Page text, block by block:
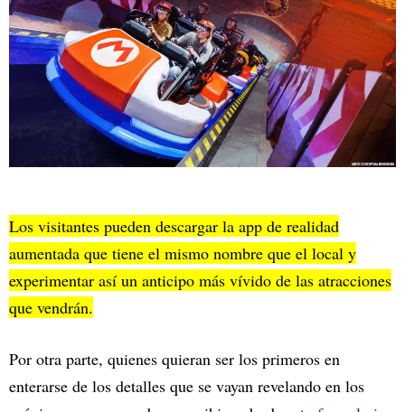
Los visitantes pueden descargar la app de realidad
aumentada que tiene el mismo nombre que el local y
experimentar así un anticipo más vívido de las atracciones
que vendrán.
Por otra parte, quienes quieran ser los primeros en
enterarse de los detalles que se vayan revelando en los